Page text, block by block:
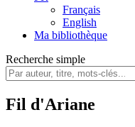
Français
English
Ma bibliothèque
Recherche simple
Fil d'Ariane